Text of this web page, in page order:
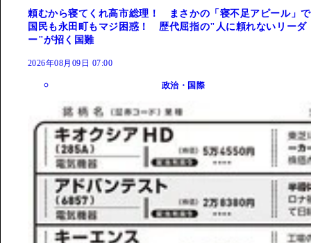
頼むから寝てくれ高市総理！ まさかの「寝不足アピール」で
国民も永田町もマジ困惑！ 歴代屈指の"人に頼れないリーダ
ー"が招く国難
2026年08月09日 07:00
政治・国際